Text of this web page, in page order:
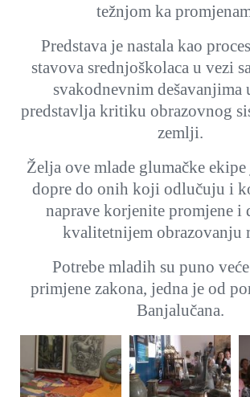
težnjom ka
Predstava je nastala kao
stavova srednjoškolaca u vezi
svakodnevnim dešavanjima
predstavlja kritiku obrazovnog
zemlji.
Želja ove mlade glumačke
dopre do onih koji odlučuju i
naprave korjenite promjene i
kvalitetnijem obrazovanju
Potrebe mladih su puno
primjene zakona, jedna je od
Banjalučana.